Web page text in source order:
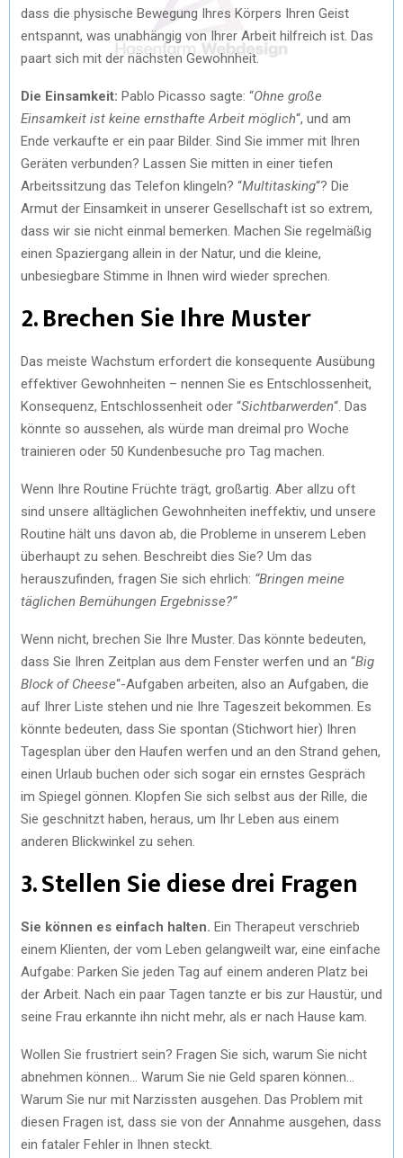
dass die physische Bewegung Ihres Körpers Ihren Geist
entspannt, was unabhängig von Ihrer Arbeit hilfreich ist. Das
paart sich mit der nächsten Gewohnheit.
Die Einsamkeit: Pablo Picasso sagte: “Ohne große
Einsamkeit ist keine ernsthafte Arbeit möglich“, und am
Ende verkaufte er ein paar Bilder. Sind Sie immer mit Ihren
Geräten verbunden? Lassen Sie mitten in einer tiefen
Arbeitssitzung das Telefon klingeln? “Multitasking“? Die
Armut der Einsamkeit in unserer Gesellschaft ist so extrem,
dass wir sie nicht einmal bemerken. Machen Sie regelmäßig
einen Spaziergang allein in der Natur, und die kleine,
unbesiegbare Stimme in Ihnen wird wieder sprechen.
2. Brechen Sie Ihre Muster
Das meiste Wachstum erfordert die konsequente Ausübung
effektiver Gewohnheiten – nennen Sie es Entschlossenheit,
Konsequenz, Entschlossenheit oder “Sichtbarwerden“. Das
könnte so aussehen, als würde man dreimal pro Woche
trainieren oder 50 Kundenbesuche pro Tag machen.
Wenn Ihre Routine Früchte trägt, großartig. Aber allzu oft
sind unsere alltäglichen Gewohnheiten ineffektiv, und unsere
Routine hält uns davon ab, die Probleme in unserem Leben
überhaupt zu sehen. Beschreibt dies Sie? Um das
herauszufinden, fragen Sie sich ehrlich: “Bringen meine
täglichen Bemühungen Ergebnisse?“
Wenn nicht, brechen Sie Ihre Muster. Das könnte bedeuten,
dass Sie Ihren Zeitplan aus dem Fenster werfen und an “Big
Block of Cheese“-Aufgaben arbeiten, also an Aufgaben, die
auf Ihrer Liste stehen und nie Ihre Tageszeit bekommen. Es
könnte bedeuten, dass Sie spontan (Stichwort hier) Ihren
Tagesplan über den Haufen werfen und an den Strand gehen,
einen Urlaub buchen oder sich sogar ein ernstes Gespräch
im Spiegel gönnen. Klopfen Sie sich selbst aus der Rille, die
Sie geschnitzt haben, heraus, um Ihr Leben aus einem
anderen Blickwinkel zu sehen.
3. Stellen Sie diese drei Fragen
Sie können es einfach halten. Ein Therapeut verschrieb
einem Klienten, der vom Leben gelangweilt war, eine einfache
Aufgabe: Parken Sie jeden Tag auf einem anderen Platz bei
der Arbeit. Nach ein paar Tagen tanzte er bis zur Haustür, und
seine Frau erkannte ihn nicht mehr, als er nach Hause kam.
Wollen Sie frustriert sein? Fragen Sie sich, warum Sie nicht
abnehmen können… Warum Sie nie Geld sparen können…
Warum Sie nur mit Narzissten ausgehen. Das Problem mit
diesen Fragen ist, dass sie von der Annahme ausgehen, dass
ein fataler Fehler in Ihnen steckt.